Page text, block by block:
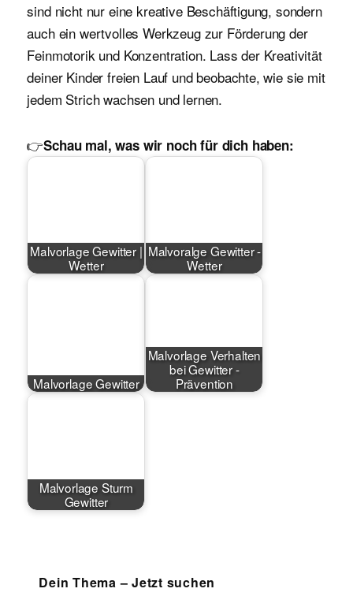
sind nicht nur eine kreative Beschäftigung, sondern
auch ein wertvolles Werkzeug zur Förderung der
Feinmotorik und Konzentration. Lass der Kreativität
deiner Kinder freien Lauf und beobachte, wie sie mit
jedem Strich wachsen und lernen.
👉Schau mal, was wir noch für dich haben:
Malvorlage Gewitter |
Wetter
Malvoralge Gewitter -
Wetter
Malvorlage Gewitter
Malvorlage Verhalten
bei Gewitter -
Prävention
Malvorlage Sturm
Gewitter
Dein Thema – Jetzt suchen